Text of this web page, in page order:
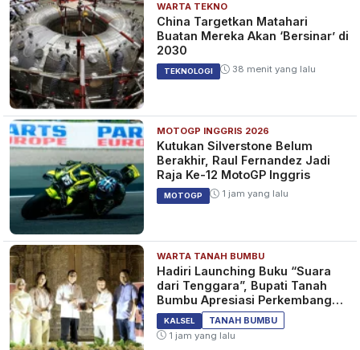
WARTA TEKNO
China Targetkan Matahari
Buatan Mereka Akan ‘Bersinar’ di
2030
TEKNOLOGI 38 menit yang lalu
MOTOGP INGGRIS 2026
Kutukan Silverstone Belum
Berakhir, Raul Fernandez Jadi
Raja Ke-12 MotoGP Inggris
MOTOGP 1 jam yang lalu
WARTA TANAH BUMBU
Hadiri Launching Buku “Suara
dari Tenggara”, Bupati Tanah
Bumbu Apresiasi Perkembangan
Literasi di Bumi Bersujud
KALSEL
TANAH BUMBU
1 jam yang lalu